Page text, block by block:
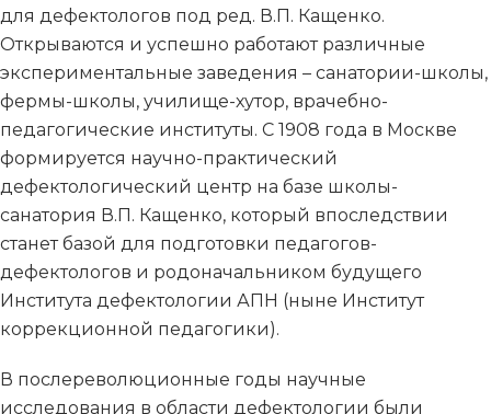
для дефектологов под ред. В.П. Кащенко.
Открываются и успешно работают различные
экспериментальные заведения – санатории-школы,
фермы-школы, училище-хутор, врачебно-
педагогические институты. С 1908 года в Москве
формируется научно-практический
дефектологический центр на базе школы-
санатория В.П. Кащенко, который впоследствии
станет базой для подготовки педагогов-
дефектологов и родоначальником будущего
Института дефектологии АПН (ныне Институт
коррекционной педагогики).
В послереволюционные годы научные
исследования в области дефектологии были